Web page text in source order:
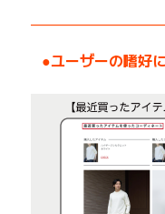
●ユーザーの嗜好